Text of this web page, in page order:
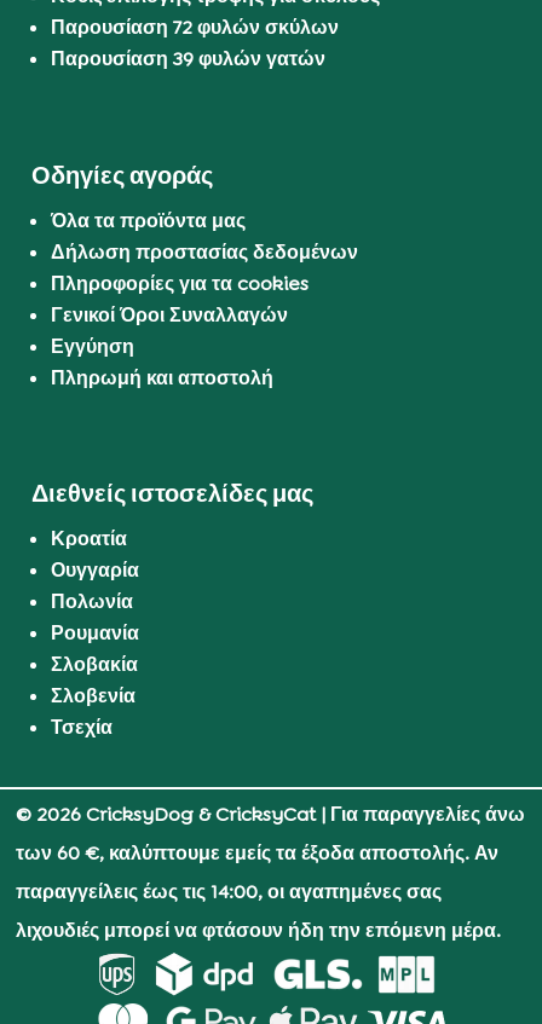
Παρουσίαση 72 φυλών σκύλων
Παρουσίαση 39 φυλών γατών
Οδηγίες αγοράς
Όλα τα προϊόντα μας
Δήλωση προστασίας δεδομένων
Πληροφορίες για τα cookies
Γενικοί Όροι Συναλλαγών
Εγγύηση
Πληρωμή και αποστολή
Διεθνείς ιστοσελίδες μας
Κροατία
Ουγγαρία
Πολωνία
Ρουμανία
Σλοβακία
Σλοβενία
Τσεχία
© 2026 CricksyDog & CricksyCat| Για παραγγελίες άνω
των 60 €, καλύπτουμε εμείς τα έξοδα αποστολής. Αν
παραγγείλεις έως τις 14:00, οι αγαπημένες σας
λιχουδιές μπορεί να φτάσουν ήδη την επόμενη μέρα.